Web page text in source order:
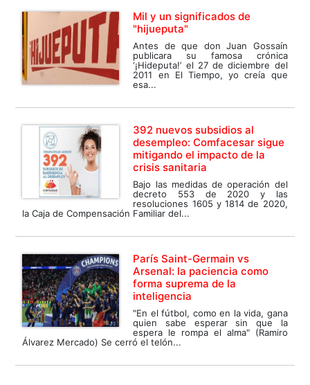
Mil y un significados de
"hijueputa"
Antes de que don Juan Gossaín
publicara su famosa crónica
‘¡Hideputa!’ el 27 de diciembre del
2011 en El Tiempo, yo creía que
esa...
392 nuevos subsidios al
desempleo: Comfacesar sigue
mitigando el impacto de la
crisis sanitaria
Bajo las medidas de operación del
decreto 553 de 2020 y las
resoluciones 1605 y 1814 de 2020,
la Caja de Compensación Familiar del...
París Saint-Germain vs
Arsenal: la paciencia como
forma suprema de la
inteligencia
"En el fútbol, como en la vida, gana
quien sabe esperar sin que la
espera le rompa el alma" (Ramiro
Álvarez Mercado) Se cerró el telón...